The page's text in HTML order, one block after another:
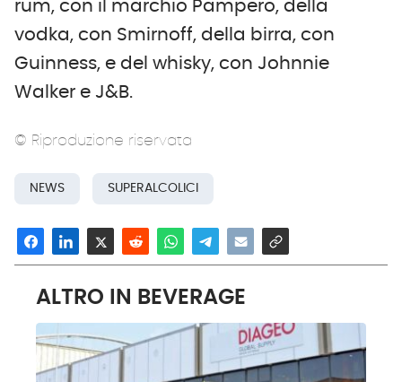
rum, con il marchio Pampero, della
vodka, con Smirnoff, della birra, con
Guinness, e del whisky, con Johnnie
Walker e J&B.
© Riproduzione riservata
NEWS SUPERALCOLICI
ALTRO IN BEVERAGE